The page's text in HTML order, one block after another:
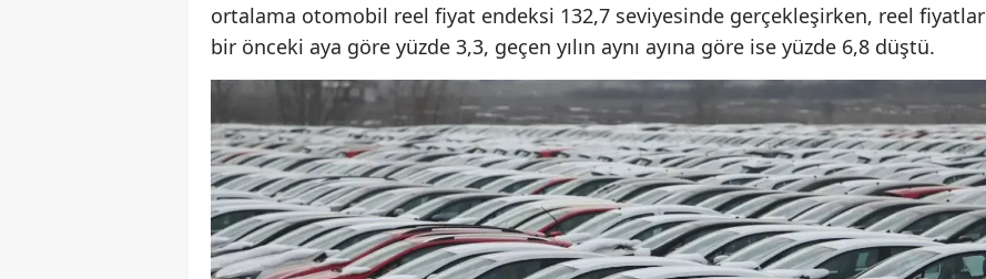
Hakkari
Isparta
Mersin
İstanbul
İzmir
ortalama otomobil reel fiyat endeksi 132,7 seviyesinde gerçekleşirken, reel fiyatlar
bir önceki aya göre yüzde 3,3, geçen yılın aynı ayına göre ise yüzde 6,8 düştü.